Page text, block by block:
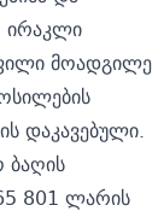
ირაკლი
მოადგილე
დაკავებული.
ბაღის
801 ლარის